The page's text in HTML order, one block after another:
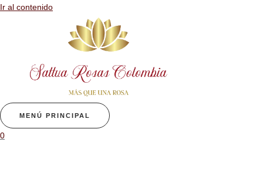
Ir al contenido
MENÚ PRINCIPAL
0